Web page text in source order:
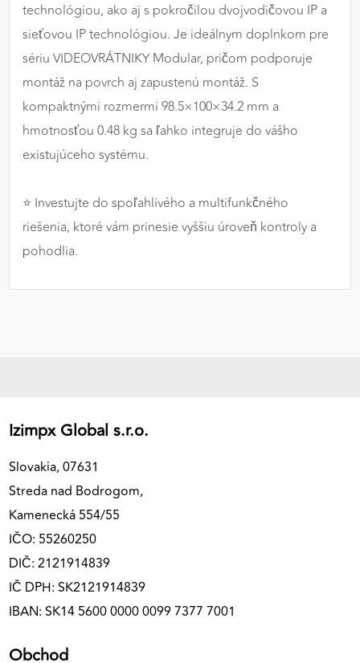
technológiou, ako aj s pokročilou dvojvodičovou IP a
sieťovou IP technológiou. Je ideálnym doplnkom pre
sériu VIDEOVRÁTNIKY Modular, pričom podporuje
montáž na povrch aj zapustenú montáž. S
kompaktnými rozmermi 98.5×100×34.2 mm a
hmotnosťou 0.48 kg sa ľahko integruje do vášho
existujúceho systému.
⭐ Investujte do spoľahlivého a multifunkčného
riešenia, ktoré vám prinesie vyššiu úroveň kontroly a
pohodlia.
Izimpx Global s.r.o.
Slovakia, 07631
Streda nad Bodrogom,
Kamenecká 554/55
IČO: 55260250
DIČ: 2121914839
IČ DPH: SK2121914839
IBAN: SK14 5600 0000 0099 7377 7001
Obchod